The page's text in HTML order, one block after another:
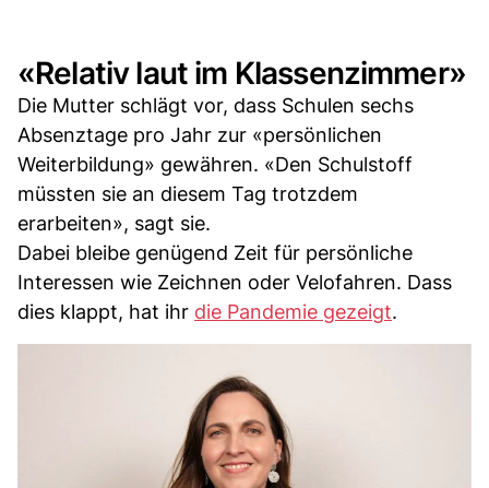
«Relativ laut im Klassenzimmer»
Die Mutter schlägt vor, dass Schulen sechs
Absenztage pro Jahr zur «persönlichen
Weiterbildung» gewähren. «Den Schulstoff
müssten sie an diesem Tag trotzdem
erarbeiten», sagt sie.
Dabei bleibe genügend Zeit für persönliche
Interessen wie Zeichnen oder Velofahren. Dass
dies klappt, hat ihr die Pandemie gezeigt.